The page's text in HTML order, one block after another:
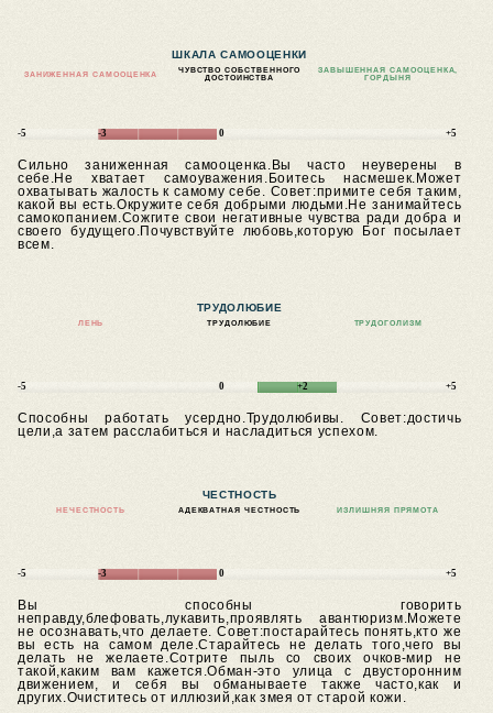
ШКАЛА САМООЦЕНКИ
ЗАНИЖЕННАЯ САМООЦЕНКА
ЧУВСТВО СОБСТВЕННОГО
ДОСТОИНСТВА
ЗАВЫШЕННАЯ САМООЦЕНКА,
ГОРДЫНЯ
-5 -3 0 +5
Сильно заниженная самооценка.Вы часто неуверены в
себе.Не хватает самоуважения.Боитесь насмешек.Может
охватывать жалость к самому себе. Совет:примите себя таким,
какой вы есть.Окружите себя добрыми людьми.Не занимайтесь
самокопанием.Сожгите свои негативные чувства ради добра и
своего будущего.Почувствуйте любовь,которую Бог посылает
всем.
ТРУДОЛЮБИЕ
ЛЕНЬ ТРУДОЛЮБИЕ ТРУДОГОЛИЗМ
-5 0 +2 +5
Способны работать усердно.Трудолюбивы. Совет:достичь
цели,а затем расслабиться и насладиться успехом.
ЧЕСТНОСТЬ
НЕЧЕСТНОСТЬ АДЕКВАТНАЯ ЧЕСТНОСТЬ ИЗЛИШНЯЯ ПРЯМОТА
-5 -3 0 +5
Вы способны говорить
неправду,блефовать,лукавить,проявлять авантюризм.Можете
не осознавать,что делаете.Совет:постарайтесь понять,кто же
вы есть на самом деле.Старайтесь не делать того,чего вы
делать не желаете.Сотрите пыль со своих очков-мир не
такой,каким вам кажется.Обман-это улица с двусторонним
движением, и себя вы обманываете также часто,как и
других.Очиститесь от иллюзий,как змея от старой кожи.